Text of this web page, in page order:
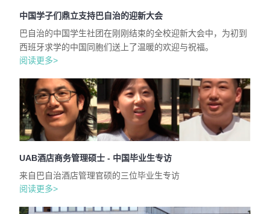
中国学子们鼎立支持巴自治的迎新大会
巴自治的中国学生社团在刚刚结束的全校迎新大会中，为初到
西班牙求学的中国同胞们送上了温暖的欢迎与祝福。
阅读更多>
UAB酒店商务管理硕士 - 中国毕业生专访
来自巴自治酒店管理官硕的三位毕业生专访
阅读更多>